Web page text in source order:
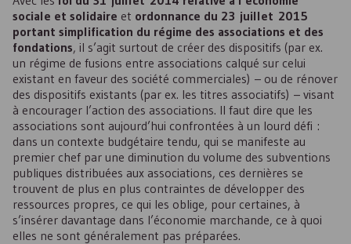
sociale et solidaire et ordonnance du 23 juillet 2015
portant simplification du régime des associations et des
fondations, il s’agit surtout de créer des dispositifs (par ex.
un régime de fusions entre associations calqué sur celui
existant en faveur des société commerciales) – ou de rénover
des dispositifs existants (par ex. les titres associatifs) – visant
à encourager l’action des associations. Il faut dire que les
associations sont aujourd’hui confrontées à un lourd défi :
dans un contexte budgétaire tendu, qui se manifeste au
premier chef par une diminution du volume des subventions
publiques distribuées aux associations, ces dernières se
trouvent de plus en plus contraintes de développer des
ressources propres, ce qui les oblige, pour certaines, à
s’insérer davantage dans l’économie marchande, ce à quoi
elles ne sont généralement pas préparées.